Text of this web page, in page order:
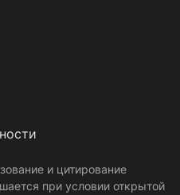
и цитирование
при условии открытой